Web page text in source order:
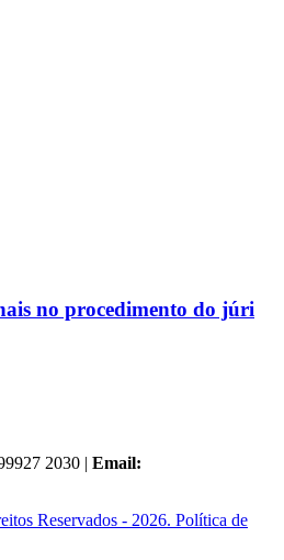
no procedimento do júri
2030 | Email:
Reservados - 2026. Política de